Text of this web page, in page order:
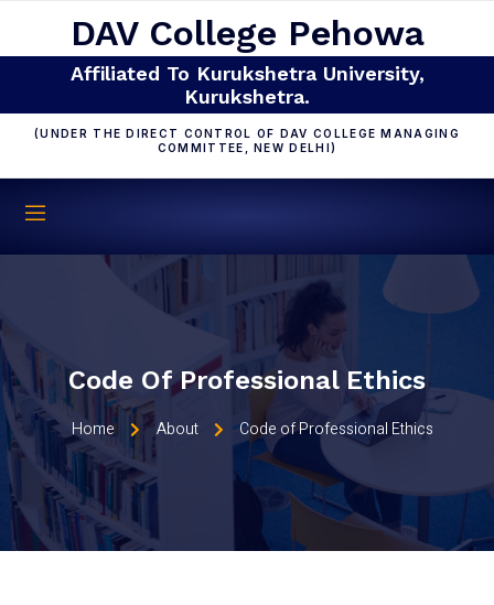
DAV College Pehowa
Affiliated To Kurukshetra University,
Kurukshetra.
(UNDER THE DIRECT CONTROL OF DAV COLLEGE MANAGING
COMMITTEE, NEW DELHI)
Code Of Professional Ethics
Home About Code of Professional Ethics